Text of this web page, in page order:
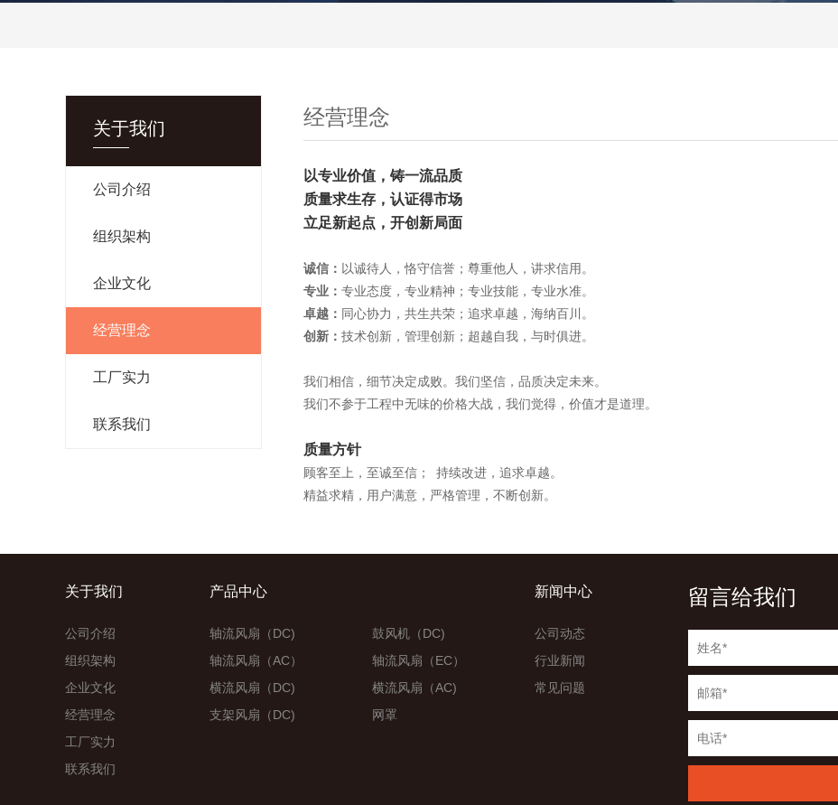
关于我们
公司介绍
组织架构
企业文化
经营理念
工厂实力
联系我们
经营理念
以专业价值，铸一流品质
质量求生存，认证得市场
立足新起点，开创新局面
诚信： 以诚待人，恪守信誉；尊重他人，讲求信用。
专业： 专业态度，专业精神；专业技能，专业水准。
卓越： 同心协力，共生共荣；追求卓越，海纳百川。
创新： 技术创新，管理创新；超越自我，与时俱进。
我们相信，细节决定成败。我们坚信，品质决定未来。
我们不参于工程中无味的价格大战，我们觉得，价值才是道理。
质量方针
顾客至上，至诚至信； 持续改进，追求卓越。
精益求精，用户满意，严格管理，不断创新。
关于我们
公司介绍
组织架构
企业文化
经营理念
工厂实力
联系我们
产品中心
轴流风扇（DC)
鼓风机（DC)
轴流风扇（AC）
轴流风扇（EC）
横流风扇（DC)
横流风扇（AC)
支架风扇（DC)
网罩
新闻中心
公司动态
行业新闻
常见问题
留言给我们